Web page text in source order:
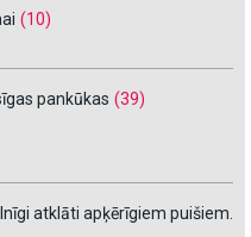
(10)
pankūkas (39)
atklāti apķērīgiem puišiem.